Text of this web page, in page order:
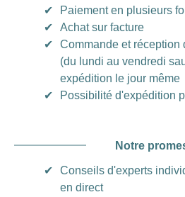
✔
Paiement en plusieurs
✔
Achat sur facture
✔
Commande et réception
(du lundi au vendredi
expédition le jour même
✔
Possibilité d'expédition
Notre
✔
Conseils d'experts
en direct